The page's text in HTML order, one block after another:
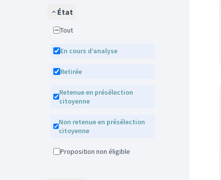
État
Tout
En cours d’analyse
Retirée
Retenue en présélection
citoyenne
Non retenue en présélection
citoyenne
Proposition non éligible